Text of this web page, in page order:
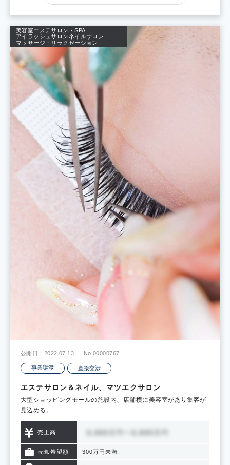
美容室エステサロン・SPA
アイラッシュサロン ネイルサロン
マッサージ・リラクゼーション
公開日：2022.07.13 No.00000767
事業譲渡 直接交渉
エステサロン＆ネイル、マツエクサロン
大型ショッピングモールの施設内、店舗横に美容室があり集客が
見込める。
売上高
売却希望額 300万円未満